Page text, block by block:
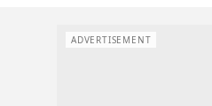
ADVERTISEMENT